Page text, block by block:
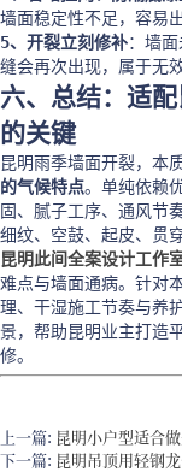
墙面稳定性不足，容易
5、开裂立刻修补：墙
缝会再次出现，属于无效
六、总结：适
的关键
昆明雨季墙面开裂，本
的气候特点。单纯依赖
固、腻子工序、通风节
细纹、空鼓、起皮、贯
昆明此间全案设计工作
难点与墙面通病。针对
理、干湿施工节奏与养
景，帮助昆明业主打造
修。
上一篇: 昆明小户型适合
下一篇: 昆明吊顶用轻钢